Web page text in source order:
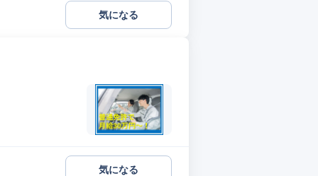
気になる
気になる